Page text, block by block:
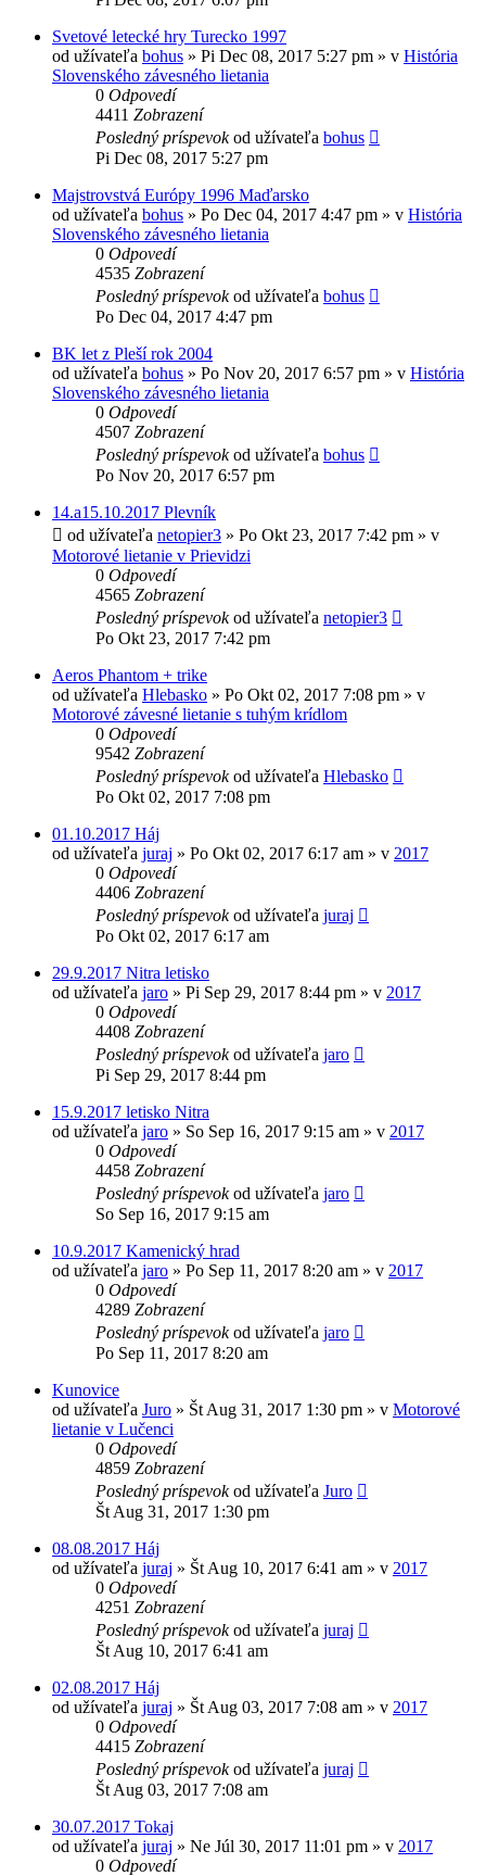
Svetové letecké hry Turecko 1997
od užívateľa bohus » Pi Dec 08, 2017 5:27 pm » v História
Slovenského závesného lietania
0 Odpovedí
4411 Zobrazení
Posledný príspevokod užívateľa bohus
Pi Dec 08, 2017 5:27 pm
Majstrovstvá Európy 1996 Maďarsko
od užívateľa bohus » Po Dec 04, 2017 4:47 pm » v História
Slovenského závesného lietania
0 Odpovedí
4535 Zobrazení
Posledný príspevokod užívateľa bohus
Po Dec 04, 2017 4:47 pm
BK let z Pleší rok 2004
od užívateľa bohus » Po Nov 20, 2017 6:57 pm » v História
Slovenského závesného lietania
0 Odpovedí
4507 Zobrazení
Posledný príspevokod užívateľa bohus
Po Nov 20, 2017 6:57 pm
14.a15.10.2017 Plevník
od užívateľa netopier3 » Po Okt 23, 2017 7:42 pm » v
Motorové lietanie v Prievidzi
0 Odpovedí
4565 Zobrazení
Posledný príspevokod užívateľa netopier3
Po Okt 23, 2017 7:42 pm
Aeros Phantom + trike
od užívateľa Hlebasko » Po Okt 02, 2017 7:08 pm » v
Motorové závesné lietanie s tuhým krídlom
0 Odpovedí
9542 Zobrazení
Posledný príspevokod užívateľa Hlebasko
Po Okt 02, 2017 7:08 pm
01.10.2017 Háj
od užívateľa juraj » Po Okt 02, 2017 6:17 am » v 2017
0 Odpovedí
4406 Zobrazení
Posledný príspevokod užívateľa juraj
Po Okt 02, 2017 6:17 am
29.9.2017 Nitra letisko
od užívateľa jaro » Pi Sep 29, 2017 8:44 pm » v 2017
0 Odpovedí
4408 Zobrazení
Posledný príspevokod užívateľa jaro
Pi Sep 29, 2017 8:44 pm
15.9.2017 letisko Nitra
od užívateľa jaro » So Sep 16, 2017 9:15 am » v 2017
0 Odpovedí
4458 Zobrazení
Posledný príspevokod užívateľa jaro
So Sep 16, 2017 9:15 am
10.9.2017 Kamenický hrad
od užívateľa jaro » Po Sep 11, 2017 8:20 am » v 2017
0 Odpovedí
4289 Zobrazení
Posledný príspevokod užívateľa jaro
Po Sep 11, 2017 8:20 am
Kunovice
od užívateľa Juro » Št Aug 31, 2017 1:30 pm » v Motorové
lietanie v Lučenci
0 Odpovedí
4859 Zobrazení
Posledný príspevokod užívateľa Juro
Št Aug 31, 2017 1:30 pm
08.08.2017 Háj
od užívateľa juraj » Št Aug 10, 2017 6:41 am » v 2017
0 Odpovedí
4251 Zobrazení
Posledný príspevokod užívateľa juraj
Št Aug 10, 2017 6:41 am
02.08.2017 Háj
od užívateľa juraj » Št Aug 03, 2017 7:08 am » v 2017
0 Odpovedí
4415 Zobrazení
Posledný príspevokod užívateľa juraj
Št Aug 03, 2017 7:08 am
30.07.2017 Tokaj
od užívateľa juraj » Ne Júl 30, 2017 11:01 pm » v 2017
0 Odpovedí